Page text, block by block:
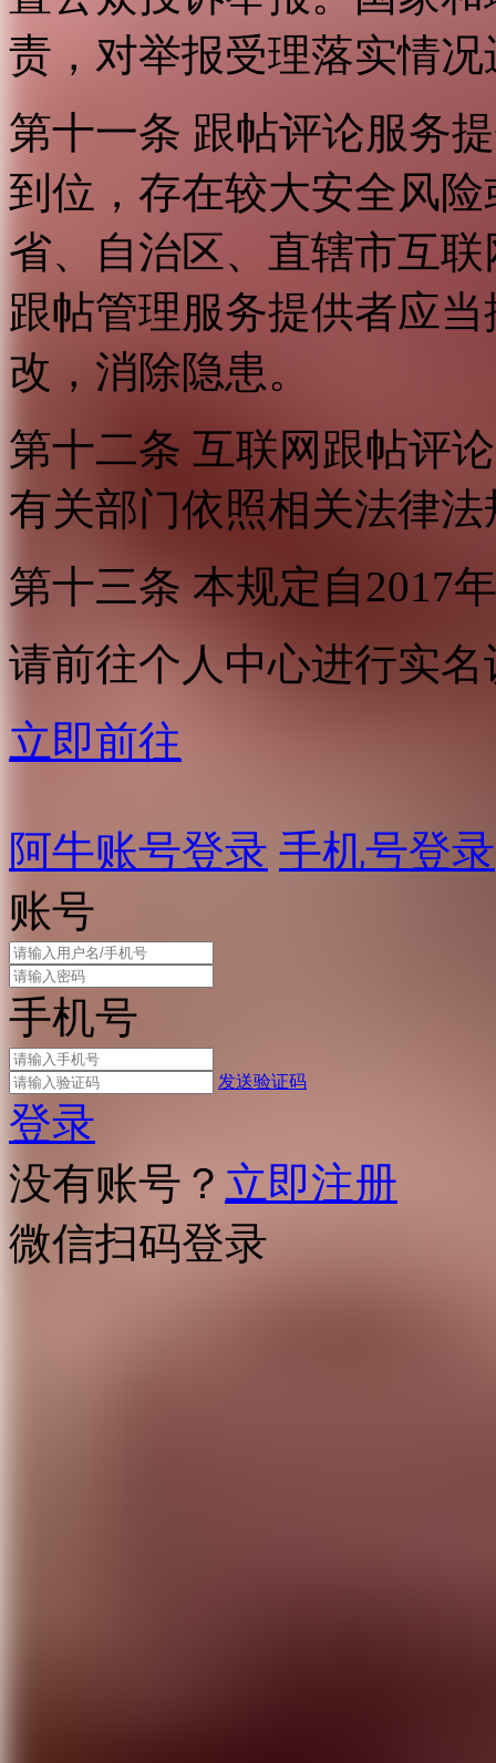
责，对举报受理落实情
第十一条 跟帖评论服务
到位，存在较大安全风
省、自治区、直辖市互
跟帖管理服务提供者应
改，消除隐患。
第十二条 互联网跟帖评
有关部门依照相关法律
第十三条 本规定自2017
请前往个人中心进行实名
立即前往
阿牛账号登录 手机号登录
账号
手机号
发送验证码
登录
没有账号？ 立即注册
微信扫码登录